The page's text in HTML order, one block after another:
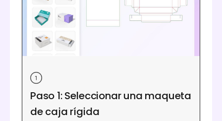
Paso 1: Seleccionar una maqueta
de caja rígida